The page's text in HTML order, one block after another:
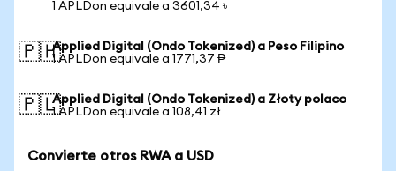
1 APLDon equivale a 3601,34 ৳
🇵🇭Applied Digital (Ondo Tokenized) a Peso Filipino
1 APLDon equivale a 1771,37 ₱
🇵🇱Applied Digital (Ondo Tokenized) a Złoty polaco
1 APLDon equivale a 108,41 zł
Convierte otros RWA a USD